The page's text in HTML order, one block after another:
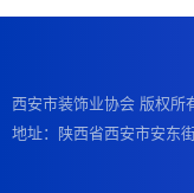
西安市装饰业协会 版权所
地址：陕西省西安市安东